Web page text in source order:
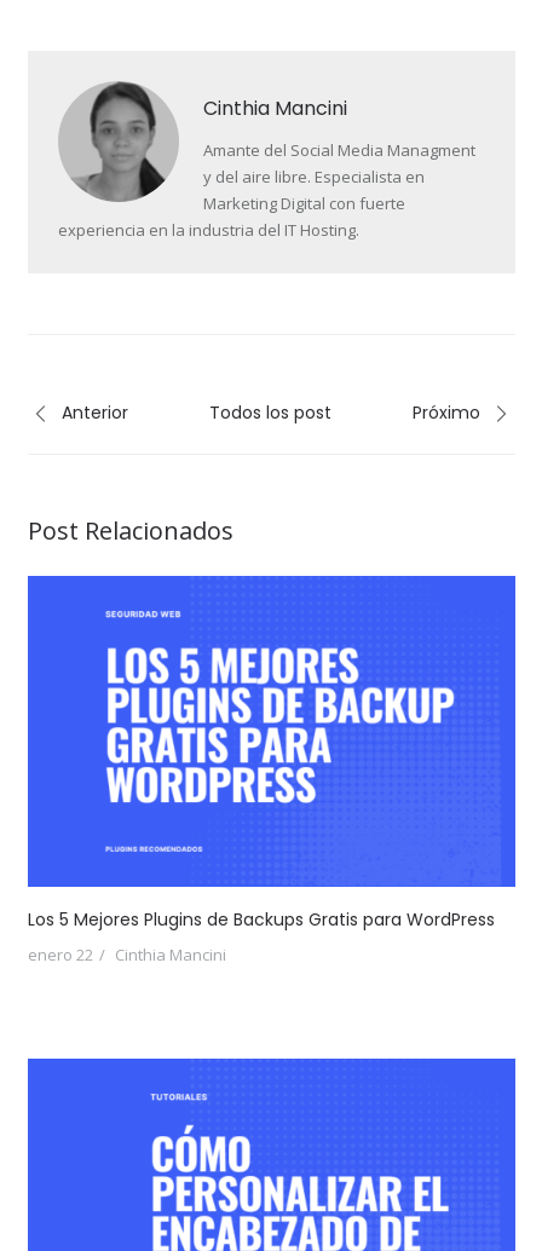
Cinthia Mancini
Amante del Social Media Managment
y del aire libre. Especialista en
Marketing Digital con fuerte
experiencia en la industria del IT Hosting.
Anterior Todos los post Próximo
Post Relacionados
Los 5 Mejores Plugins de Backups Gratis para WordPress
enero 22 Cinthia Mancini